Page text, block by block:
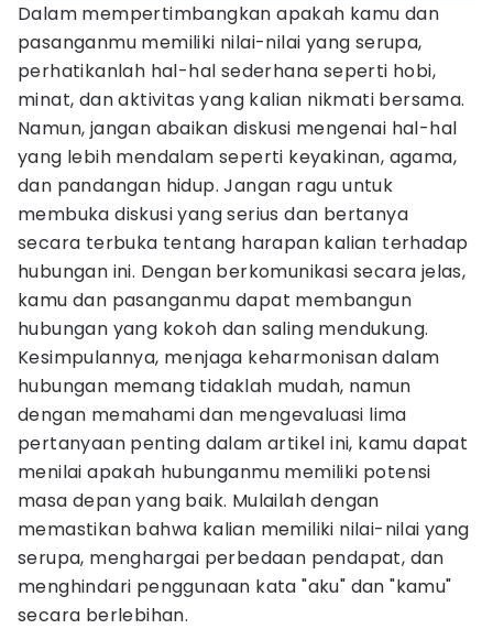
Dalam mempertimbangkan apakah kamu dan
pasanganmu memiliki nilai-nilai yang serupa,
perhatikanlah hal-hal sederhana seperti hobi,
minat, dan aktivitas yang kalian nikmati bersama.
Namun, jangan abaikan diskusi mengenai hal-hal
yang lebih mendalam seperti keyakinan, agama,
dan pandangan hidup. Jangan ragu untuk
membuka diskusi yang serius dan bertanya
secara terbuka tentang harapan kalian terhadap
hubungan ini. Dengan berkomunikasi secara jelas,
kamu dan pasanganmu dapat membangun
hubungan yang kokoh dan saling mendukung.
Kesimpulannya, menjaga keharmonisan dalam
hubungan memang tidaklah mudah, namun
dengan memahami dan mengevaluasi lima
pertanyaan penting dalam artikel ini, kamu dapat
menilai apakah hubunganmu memiliki potensi
masa depan yang baik. Mulailah dengan
memastikan bahwa kalian memiliki nilai-nilai yang
serupa, menghargai perbedaan pendapat, dan
menghindari penggunaan kata "aku" dan "kamu"
secara berlebihan.